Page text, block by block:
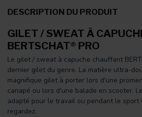
DESCRIPTION DU PRODUIT
GILET / SWEAT À
BERTSCHAT® PRO
Le gilet / sweat à capuche chauffant
dernier gilet du genre. La matière ultra-
magnifique gilet à porter lors d'une
canapé ou lors d'une balade en scooter.
adapté pour le travail ou pendant le sport
regardez.